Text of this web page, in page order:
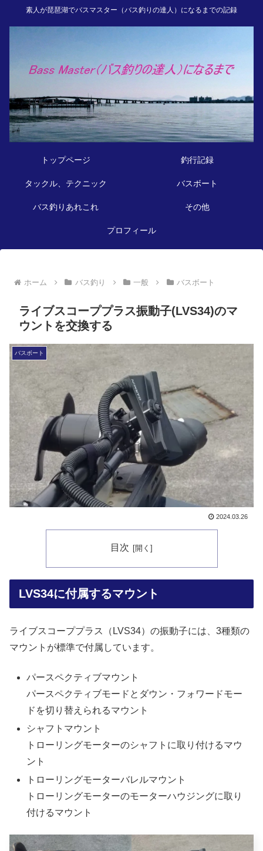
素人が琵琶湖でバスマスター（バス釣りの達人）になるまでの記録
トップページ 釣行記録
タックル、テクニック バスボート
バス釣りあれこれ その他
プロフィール
ホーム バス釣り 一般 バスボート
ライブスコーププラス振動子(LVS34)のマ
ウントを交換する
バスボート
2024.03.26
目次
LVS34に付属するマウント
ライブスコーププラス（LVS34）の振動子には、3種類の
マウントが標準で付属しています。
パースペクティブマウント
パースペクティブモードとダウン・フォワードモー
ドを切り替えられるマウント
シャフトマウント
トローリングモーターのシャフトに取り付けるマウ
ント
トローリングモーターバレルマウント
トローリングモーターのモーターハウジングに取り
付けるマウント